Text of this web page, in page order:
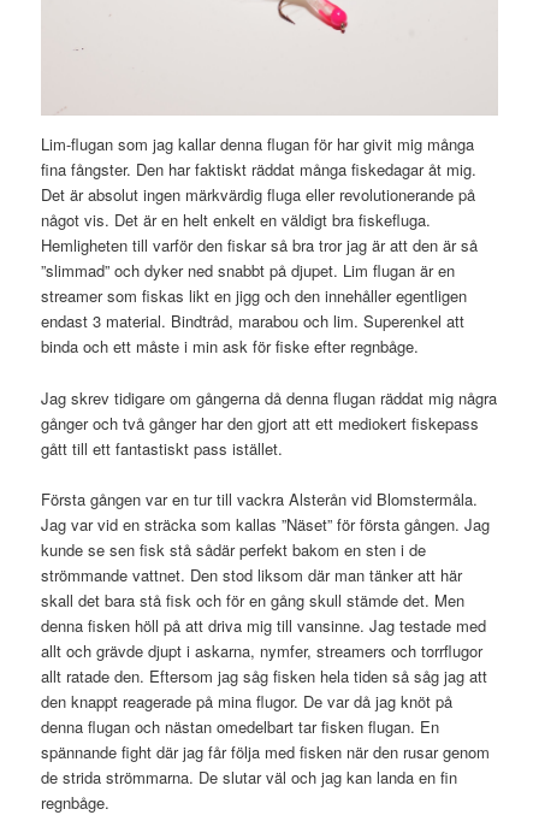
Lim-flugan som jag kallar denna flugan för har givit mig många
fina fångster. Den har faktiskt räddat många fiskedagar åt mig.
Det är absolut ingen märkvärdig fluga eller revolutionerande på
något vis. Det är en helt enkelt en väldigt bra fiskefluga.
Hemligheten till varför den fiskar så bra tror jag är att den är så
”slimmad” och dyker ned snabbt på djupet. Lim flugan är en
streamer som fiskas likt en jigg och den innehåller egentligen
endast 3 material. Bindtråd, marabou och lim. Superenkel att
binda och ett måste i min ask för fiske efter regnbåge.
Jag skrev tidigare om gångerna då denna flugan räddat mig några
gånger och två gånger har den gjort att ett mediokert fiskepass
gått till ett fantastiskt pass istället.
Första gången var en tur till vackra Alsterån vid Blomstermåla.
Jag var vid en sträcka som kallas ”Näset” för första gången. Jag
kunde se sen fisk stå sådär perfekt bakom en sten i de
strömmande vattnet. Den stod liksom där man tänker att här
skall det bara stå fisk och för en gång skull stämde det. Men
denna fisken höll på att driva mig till vansinne. Jag testade med
allt och grävde djupt i askarna, nymfer, streamers och torrflugor
allt ratade den. Eftersom jag såg fisken hela tiden så såg jag att
den knappt reagerade på mina flugor. De var då jag knöt på
denna flugan och nästan omedelbart tar fisken flugan. En
spännande fight där jag får följa med fisken när den rusar genom
de strida strömmarna. De slutar väl och jag kan landa en fin
regnbåge.